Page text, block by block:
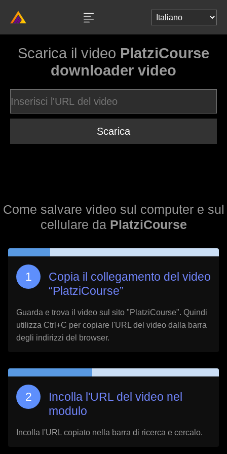
Scarica il video PlatziCourse
downloader video
Scarica
Come salvare video sul computer e sul
cellulare da PlatziCourse
Copia il collegamento del video
“PlatziCourse”
Guarda e trova il video sul sito "PlatziCourse". Quindi
utilizza Ctrl+C per copiare l'URL del video dalla barra
degli indirizzi del browser.
Incolla l'URL del video nel
modulo
Incolla l'URL copiato nella barra di ricerca e cercalo.